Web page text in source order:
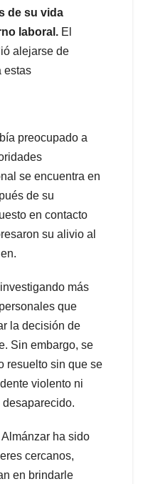
de su vida
laboral. El
alejarse de
estas
preocupado a
se encuentra en
de su
en contacto
su alivio al
más
que
la decisión de
Sin embargo, se
resuelto sin que se
violento ni
ha sido
cercanos,
en brindarle